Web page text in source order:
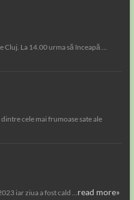
Cluj. La 14.00 urma să înceapă …
cele mai frumoase sate ale
iar ziua a fost cald …read more»